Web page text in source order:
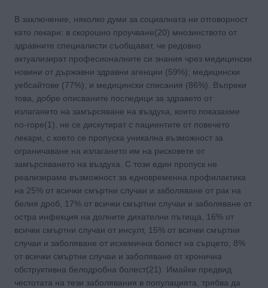
В заключение, няколко думи за социалната ни отговорност
като лекари: в скорошно проучване(20) мнозинството от
здравните специалисти съобщават, че редовно
актуализират професионалните си знания чрез медицински
новини от държавни здравни агенции (59%); медицински
уебсайтове (77%); и медицински списания (86%). Въпреки
това, добре описваните последици за здравето от
излагането на замърсяване на въздуха, които показахме
по-горе(1), не се дискутират с пациентите от повечето
лекари, с което се пропуска уникална възможност за
ограничаване на излагането им на рисковете от
замърсяването на въздуха. С този един пропуск не
реализираме възможност за едновременна профилактика
на 25% от всички смъртни случаи и заболяване от рак на
белия дроб, 17% от всички смъртни случаи и заболяване от
остра инфекция на долните дихателни пътища, 16% от
всички смъртни случаи от инсулт, 15% от всички смъртни
случаи и заболяване от исхемична болест на сърцето, 8%
от всички смъртни случаи и заболяване от хронична
обструктивна белодробна болест(21). Имайки предвид
честотата на тези заболявания в популацията, трябва да